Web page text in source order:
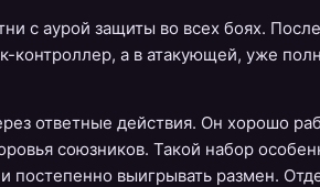
с аурой защиты во всех боях.
контроллер, а в атакующей, уже
ответные действия. Он хорошо
союзников. Такой набор
постепенно выигрывать размен.